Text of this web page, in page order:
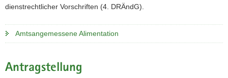
dienstrechtlicher Vorschriften (4. DRÄndG).
Amtsangemessene Alimentation
Antragstellung